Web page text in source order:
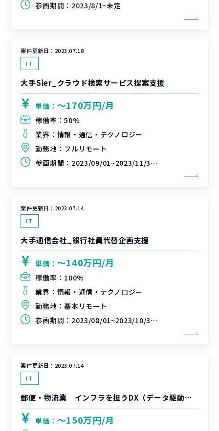
参画期間： 2023/8/1~未定
案件更新日： 2023.07.18
IT
大手Sier_クラウド検索サービス提案支援
単価： 〜170万円/月
稼働率：50%
業界： 情報・通信・テクノロジー
勤務地： フルリモート
参画期間： 2023/09/01~2023/11/30（延長可能性あり）
案件更新日： 2023.07.14
IT
大手通信会社_銀行社員代替企画支援
単価： 〜140万円/月
稼働率： 100%
業界： 情報・通信・テクノロジー
勤務地：基本リモート
参画期間： 2023/08/01~2023/10/31（延長可能性あり）
案件更新日： 2023.07.14
IT
郵便・物流業 インフラを担うDX（データ駆動型のオペレーション・サービスへの変革）支援
単価： 〜150万円/月